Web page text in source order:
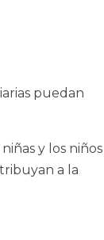
puedan
y los niños
a la